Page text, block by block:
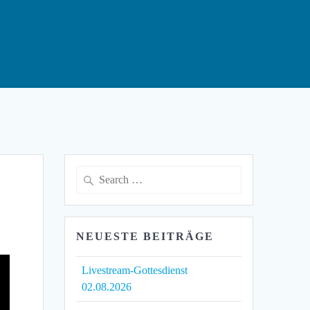
Search
NEUESTE BEITRÄGE
Livestream-Gottesdienst
02.08.2026